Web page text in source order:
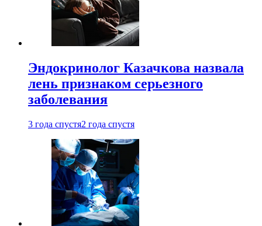
Эндокринолог Казачкова назвала
лень признаком серьезного
заболевания
3 года спустя2 года спустя